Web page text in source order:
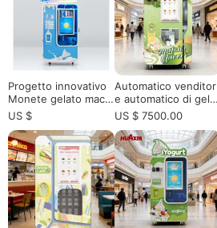
Progetto innovativo
Monete gelato macc
hina in vendita - 15s
automatizzato di ser
vire
US $
Automatico venditor
e automatico di gelat
i Soft Serve: il futuro
della vendita al detta
glio senza equipaggi
o
US $ 7500.00